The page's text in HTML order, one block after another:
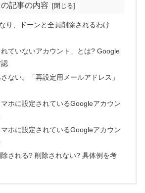
の記事の内容
り、ドーンと全員削除されるわけ
れていないアカウント」とは? Google
ない。「再設定用メールアドレス」
ホに設定されているGoogleアカウン
ホに設定されているGoogleアカウン
される? 削除されない? 具体例を考